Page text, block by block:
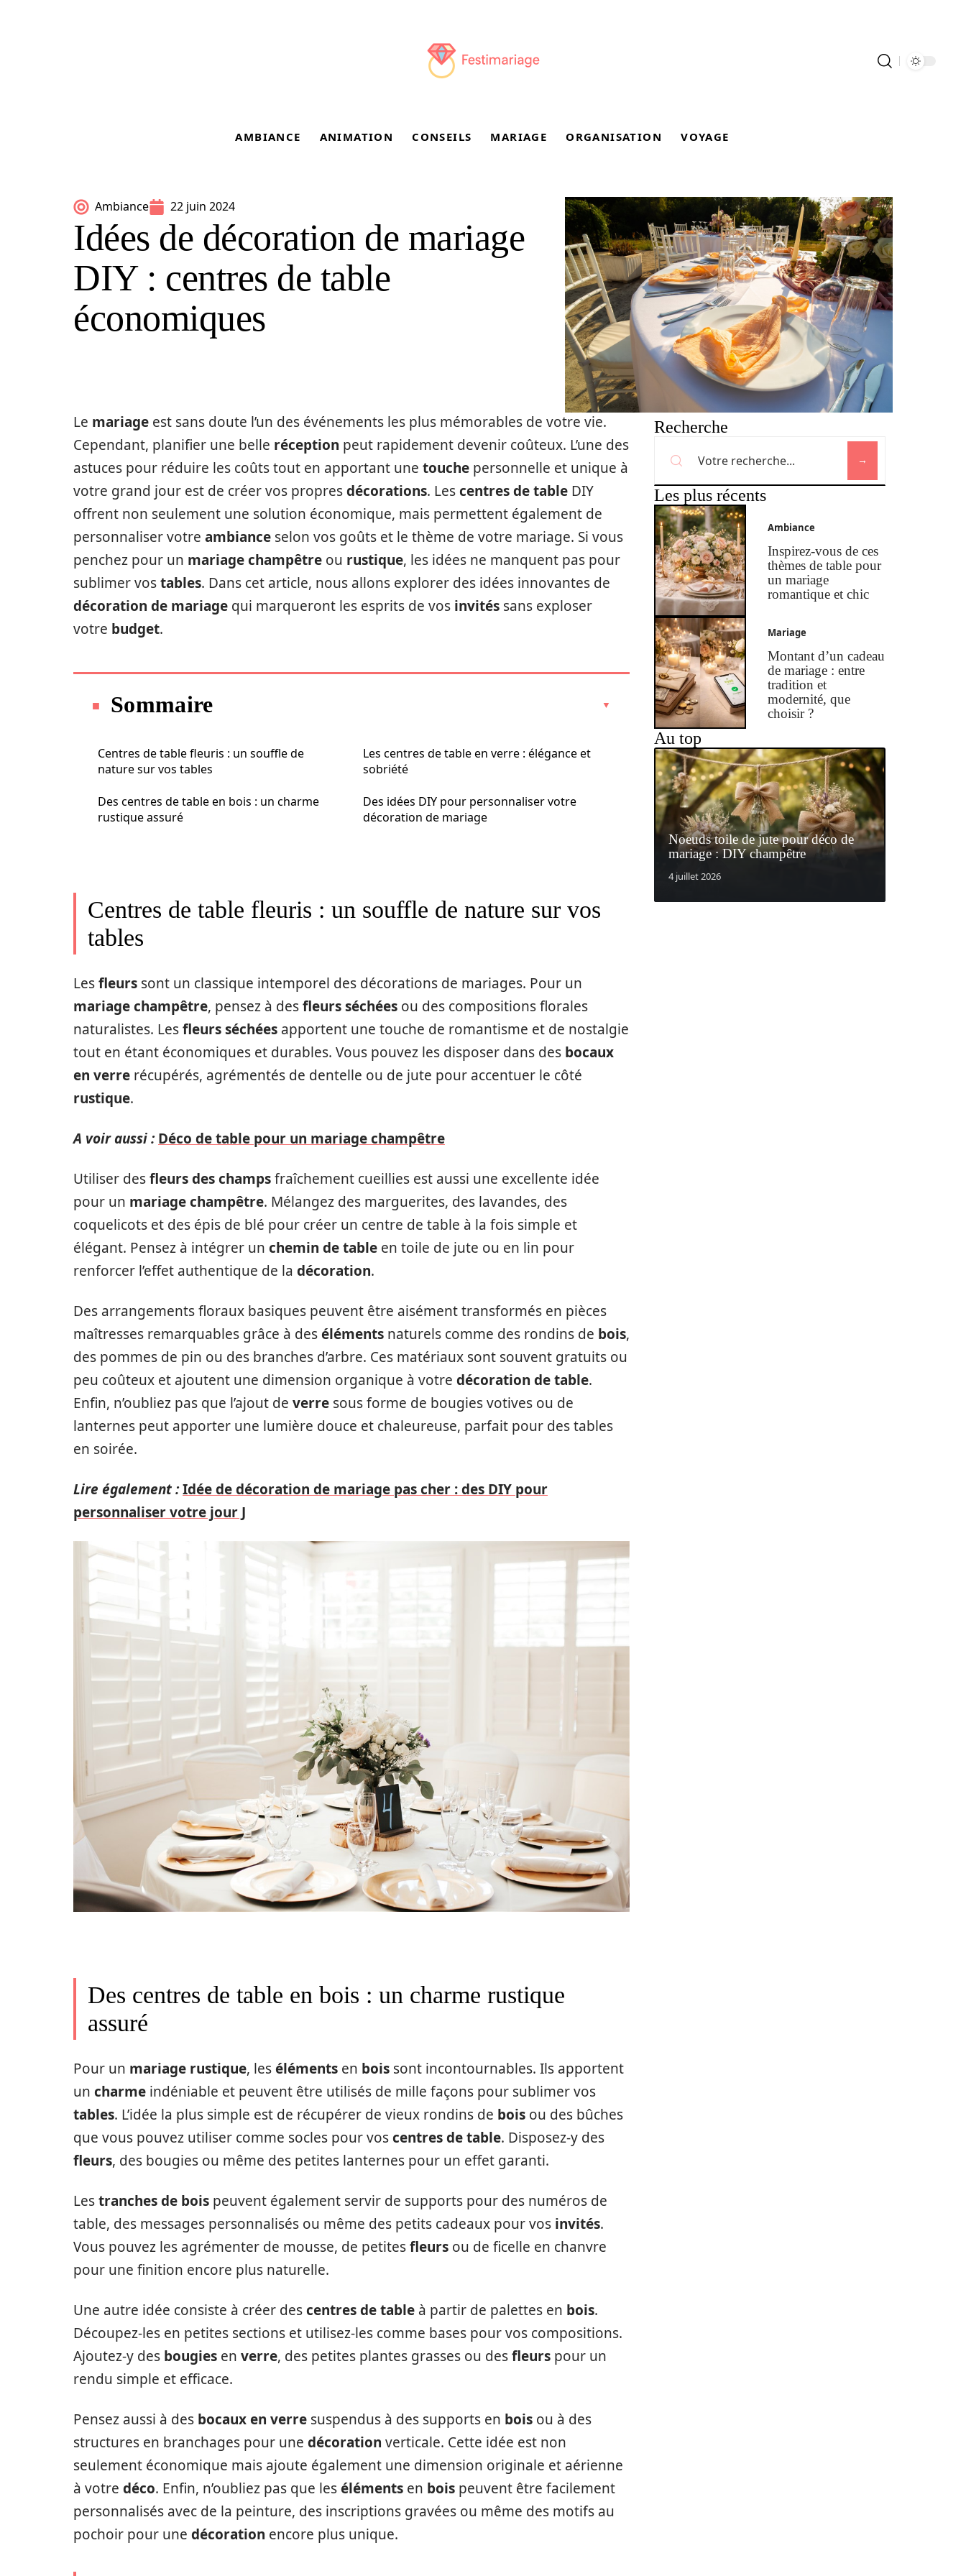
AMBIANCE ANIMATION CONSEILS MARIAGE ORGANISATION VOYAGE
Ambiance 22 juin 2024
Idées de décoration de mariage
DIY : centres de table
économiques
Le mariage est sans doute l’un des événements les plus mémorables de votre vie.
Cependant, planifier une belle réception peut rapidement devenir coûteux. L’une des
astuces pour réduire les coûts tout en apportant une touche personnelle et unique à
votre grand jour est de créer vos propresdécorations. Lescentres de table DIY
offrent non seulement une solution économique, mais permettent également de
personnaliser votre ambiance selon vos goûts et le thème de votre mariage. Si vous
penchez pour un mariage champêtre ou rustique, les idées ne manquent pas pour
sublimer vostables. Dans cet article, nous allons explorer des idées innovantes de
décoration de mariage qui marqueront les esprits de vos invités sans exploser
votre budget.
Sommaire
Centres de table fleuris : un souffle de
nature sur vos tables
Des centres de table en bois : un charme
rustique assuré
Les centres de table en verre : élégance et
sobriété
Des idées DIY pour personnaliser votre
décoration de mariage
Centres de table fleuris : un souffle de nature sur vos
tables
Lesfleurs sont un classique intemporel des décorations de mariages. Pour un
mariage champêtre, pensez à desfleurs séchées ou des compositions florales
naturalistes. Lesfleurs séchées apportent une touche de romantisme et de nostalgie
tout en étant économiques et durables. Vous pouvez les disposer dans des bocaux
en verre récupérés, agrémentés de dentelle ou de jute pour accentuer le côté
rustique.
A voir aussi : Déco de table pour un mariage champêtre
Utiliser desfleurs des champsfraîchement cueillies est aussi une excellente idée
pour un mariage champêtre. Mélangez des marguerites, des lavandes, des
coquelicots et des épis de blé pour créer un centre de table à la fois simple et
élégant. Pensez à intégrer un chemin de table en toile de jute ou en lin pour
renforcer l’effet authentique de la décoration.
Des arrangements floraux basiques peuvent être aisément transformés en pièces
maîtresses remarquables grâce à deséléments naturels comme des rondins de bois,
des pommes de pin ou des branches d’arbre. Ces matériaux sont souvent gratuits ou
peu coûteux et ajoutent une dimension organique à votre décoration de table.
Enfin, n’oubliez pas que l’ajout de verre sous forme de bougies votives ou de
lanternes peut apporter une lumière douce et chaleureuse, parfait pour des tables
en soirée.
Lire également :Idée de décoration de mariage pas cher : des DIY pour
personnaliser votre jour J
Des centres de table en bois : un charme rustique
assuré
Pour un mariage rustique, leséléments en bois sont incontournables. Ils apportent
un charme indéniable et peuvent être utilisés de mille façons pour sublimer vos
tables. L’idée la plus simple est de récupérer de vieux rondins de bois ou des bûches
que vous pouvez utiliser comme socles pour voscentres de table. Disposez-y des
fleurs, des bougies ou même des petites lanternes pour un effet garanti.
Lestranches de bois peuvent également servir de supports pour des numéros de
table, des messages personnalisés ou même des petits cadeaux pour vos invités.
Vous pouvez les agrémenter de mousse, de petitesfleurs ou de ficelle en chanvre
pour une finition encore plus naturelle.
Une autre idée consiste à créer descentres de table à partir de palettes en bois.
Découpez-les en petites sections et utilisez-les comme bases pour vos compositions.
Ajoutez-y des bougies en verre, des petites plantes grasses ou desfleurs pour un
rendu simple et efficace.
Pensez aussi à des bocaux en verre suspendus à des supports en bois ou à des
structures en branchages pour une décoration verticale. Cette idée est non
seulement économique mais ajoute également une dimension originale et aérienne
à votre déco. Enfin, n’oubliez pas que leséléments en bois peuvent être facilement
personnalisés avec de la peinture, des inscriptions gravées ou même des motifs au
pochoir pour une décoration encore plus unique.
Recherche
Les plus récents
Ambiance
Inspirez-vous de ces
thèmes de table pour
un mariage
romantique et chic
Mariage
Montant d’un cadeau
de mariage : entre
tradition et
modernité, que
choisir ?
Au top
Noeuds toile de jute pour déco de
mariage : DIY champêtre
4 juillet 2026